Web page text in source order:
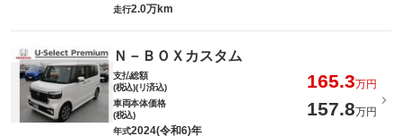
走行2.0万km
Ｎ－ＢＯＸカスタム
支払総額
(税込)(リ済込)
165.3万円
車両本体価格
(税込)
157.8万円
年式2024(令和6)年